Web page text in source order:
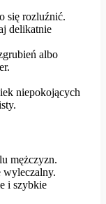
się rozluźnić.
delikatnie
albo
niepokojących
mężczyzn.
wyleczalny.
i szybkie